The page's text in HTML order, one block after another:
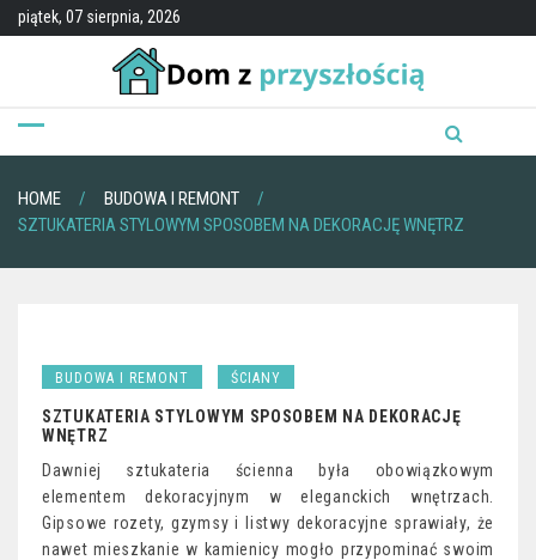
piątek, 07 sierpnia, 2026
HOME
BUDOWA I REMONT
SZTUKATERIA STYLOWYM SPOSOBEM NA DEKORACJĘ WNĘTRZ
BUDOWA I REMONT ŚCIANY
SZTUKATERIA STYLOWYM SPOSOBEM NA DEKORACJĘ
WNĘTRZ
Dawniej sztukateria ścienna była obowiązkowym
elementem dekoracyjnym w eleganckich wnętrzach.
Gipsowe rozety, gzymsy i listwy dekoracyjne sprawiały, że
nawet mieszkanie w kamienicy mogło przypominać swoim